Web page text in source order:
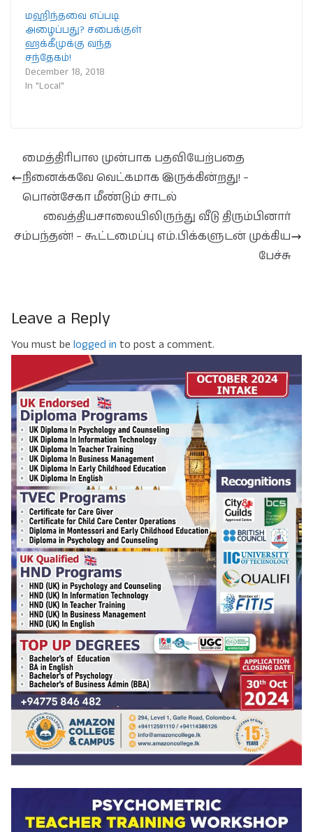
மஹிந்தவை எப்படி
அழைப்பது? சபைக்குள்
ஹக்கீமுக்கு வந்த
சந்தேகம்!
December 18, 2018
In "Local"
மைத்திரிபால முன்பாக பதவியேற்பதை
நினைக்கவே வெட்கமாக இருக்கின்றது! –
பொன்சேகா மீண்டும் சாடல்
வைத்தியசாலையிலிருந்து வீடு திரும்பினார்
சம்பந்தன்! – கூட்டமைப்பு எம்.பிக்களுடன் முக்கிய
பேச்சு
Leave a Reply
You must be logged in to post a comment.